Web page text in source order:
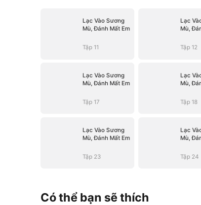
Lạc Vào Sương
Mù, Đánh Mất Em
Tập 11
Lạc
Mù,
Tập 12
Lạc Vào Sương
Mù, Đánh Mất Em
Tập 17
Lạc
Mù,
Tập 18
Lạc Vào Sương
Mù, Đánh Mất Em
Tập 23
Lạc
Mù,
Tập 24
Có thể bạn sẽ thích